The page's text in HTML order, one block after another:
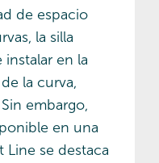
de espacio
la silla
instalar en la
la curva,
embargo,
en una
Line se destaca